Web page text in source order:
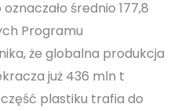
średnio 177,8
Programu
że globalna produkcja
już 436 mln t
plastiku trafia do